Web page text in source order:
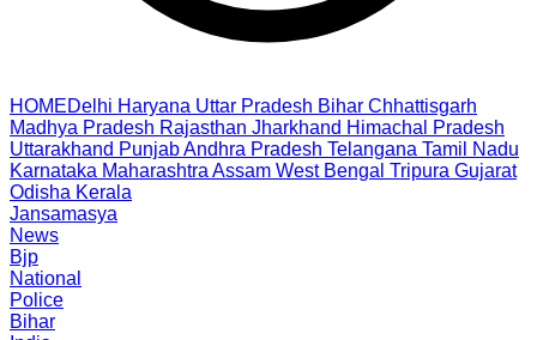
HOMEDelhi Haryana Uttar Pradesh Bihar Chhattisgarh
Madhya Pradesh Rajasthan Jharkhand Himachal Pradesh
Uttarakhand PunjabAndhra Pradesh Telangana Tamil Nadu
Karnataka Maharashtra Assam West Bengal Tripura Gujarat
Odisha Kerala
Jansamasya
News
Bjp
National
Police
Bihar